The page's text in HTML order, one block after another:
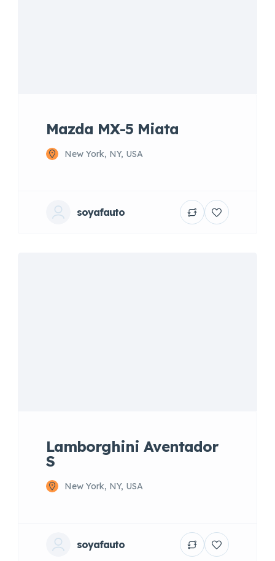
Mazda MX-5 Miata
New York, NY, USA
soyafauto
Lamborghini Aventador
S
New York, NY, USA
soyafauto